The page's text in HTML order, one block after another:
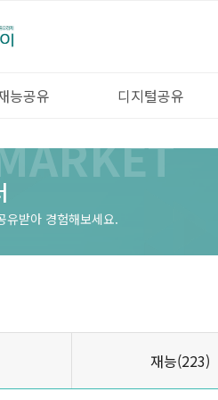
능공유 디지털공유
유받아 경험해보세요.
재능(223)